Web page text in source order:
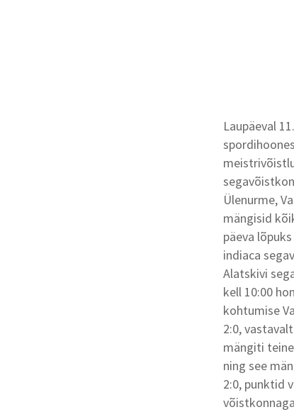
Laupäeval
Ülenurme,
mängisid
päeva
indiaca
Alatskivi
kell 10:00
kohtumise
2:0,
mängiti
ning see
2:0, punktid